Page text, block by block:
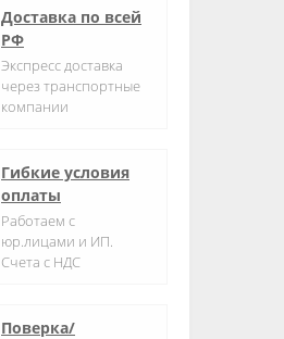
Доставка по всей
РФ
Экспресс доставка
через транспортные
компании
Гибкие условия
оплаты
Работаем с
юр.лицами и ИП.
Счета с НДС
Поверка/